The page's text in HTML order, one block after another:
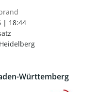
| 18:44
Württemberg